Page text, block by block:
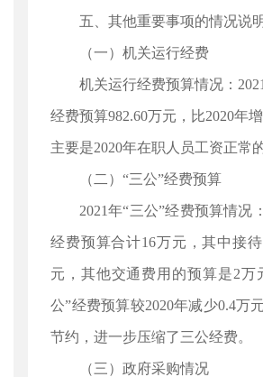
五、其他重要事项的情况说
（一）机关运行经费
机关运行经费预算情况：
经费预算982.60万元，比2020年增
主要是2020年在职人员工资正常
（二）“三公”经费预算
2021年“三公”经费预算情况
经费预算合计16万元，其中接
元，其他交通费用的预算是2万
公”经费预算较2020年减少0.4万
节约，进一步压缩了三公经费。
（三）政府采购情况